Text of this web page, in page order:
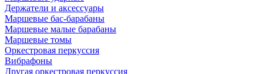
Держатели и аксессуары
Маршевые бас-барабаны
Маршевые малые барабаны
Маршевые томы
Оркестровая перкуссия
Вибрафоны
Другая оркестровая перкуссия